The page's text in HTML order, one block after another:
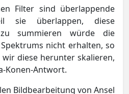
Filter sind überlappende
sie überlappen, diese
summieren würde die
nicht erhalten, so
diese herunter skalieren,
Konen-Antwort.
Bildbearbeitung von Ansel